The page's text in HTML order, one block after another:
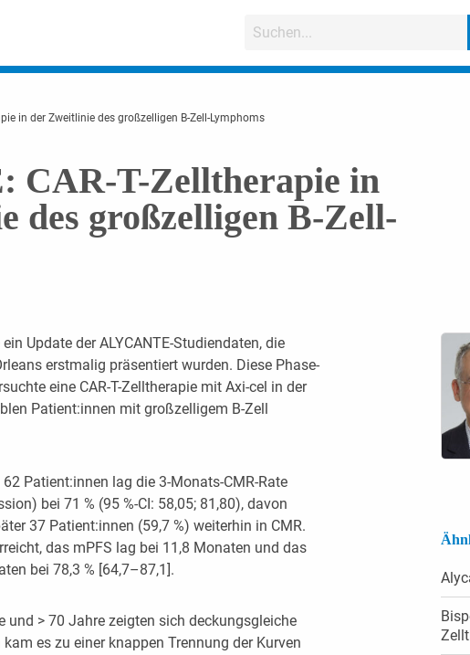
in der Zweitlinie des großzelligen B-Zell-Lymphoms
CAR-T-Zelltherapie in
des großzelligen B-Zell-
Update der ALYCANTE-Studiendaten, die
erstmalig präsentiert wurden. Diese Phase-
eine CAR-T-Zelltherapie mit Axi-cel in der
Patient:innen mit großzelligem B-Zell
Patient:innen lag die 3-Monats-CMR-Rate
bei 71 % (95 %-CI: 58,05; 81,80), davon
37 Patient:innen (59,7 %) weiterhin in CMR.
das mPFS lag bei 11,8 Monaten und das
bei 78,3 % [64,7–87,1].
und > 70 Jahre zeigten sich deckungsgleiche
kam es zu einer knappen Trennung der Kurven